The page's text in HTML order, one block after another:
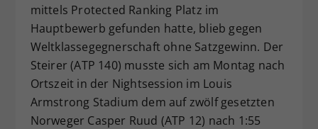
mittels Protected Ranking Platz im
Hauptbewerb gefunden hatte, blieb gegen
Weltklassegegnerschaft ohne Satzgewinn. Der
Steirer (ATP 140) musste sich am Montag nach
Ortszeit in der Nightsession im Louis
Armstrong Stadium dem auf zwölf gesetzten
Norweger Casper Ruud (ATP 12) nach 1:55